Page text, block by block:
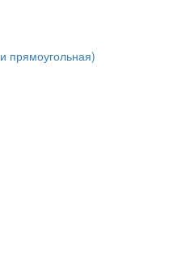
прямоугольная)